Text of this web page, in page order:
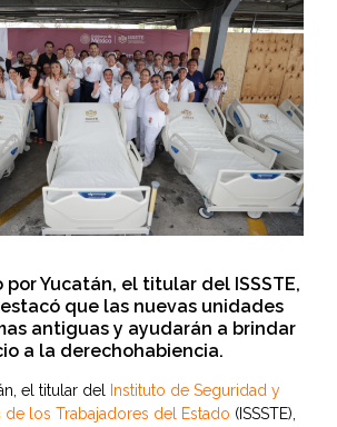
por Yucatán, el titular del ISSSTE,
que las nuevas unidades
antiguas y ayudarán a brindar
a la derechohabiencia.
el titular del Instituto de Seguridad y
de los Trabajadores del Estado (ISSSTE),